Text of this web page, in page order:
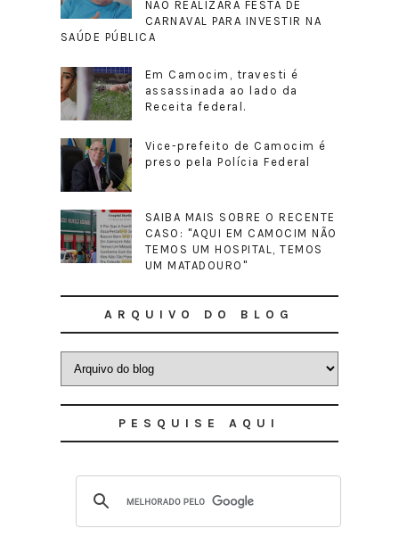
NÃO REALIZARÁ FESTA DE
CARNAVAL PARA INVESTIR NA
SAÚDE PÚBLICA
Em Camocim, travesti é
assassinada ao lado da
Receita federal.
Vice-prefeito de Camocim é
preso pela Polícia Federal
SAIBA MAIS SOBRE O RECENTE
CASO: "AQUI EM CAMOCIM NÃO
TEMOS UM HOSPITAL, TEMOS
UM MATADOURO"
ARQUIVO DO BLOG
PESQUISE AQUI